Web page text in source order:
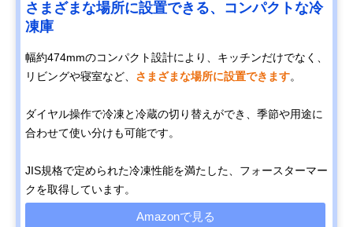
さまざまな場所に設置できる、コンパクトな冷
凍庫
幅約474mmのコンパクト設計により、キッチンだけでなく、
リビングや寝室など、 さまざまな場所に設置できます。
ダイヤル操作で冷凍と冷蔵の切り替えができ、季節や用途に
合わせて使い分けも可能です。
JIS規格で定められた冷凍性能を満たした、フォースターマー
クを取得しています。
Amazonで見る